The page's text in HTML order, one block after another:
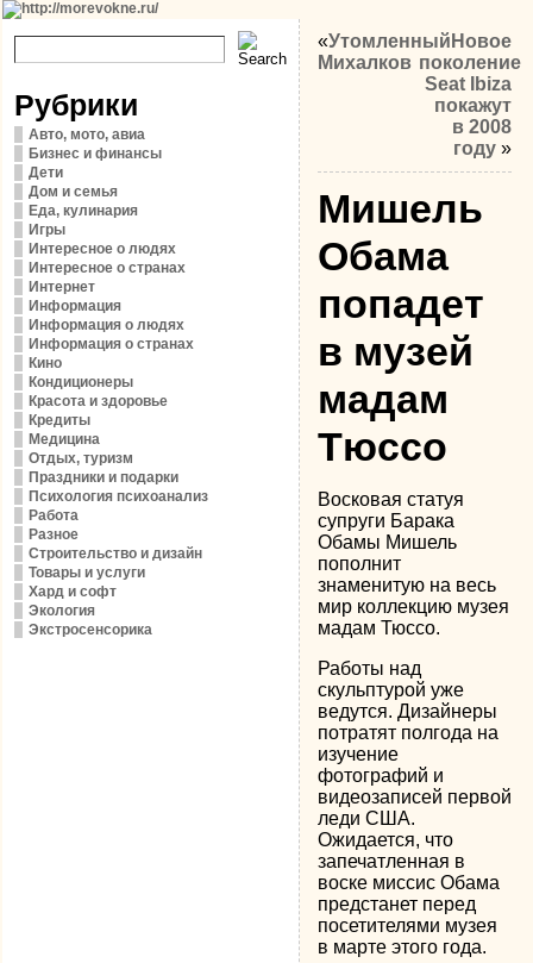
Рубрики
Авто, мото, авиа
Бизнес и финансы
Дети
Дом и семья
Еда, кулинария
Игры
Интересное о людях
Интересное о странах
Интернет
Информация
Информация о людях
Информация о странах
Кино
Кондиционеры
Красота и здоровье
Кредиты
Медицина
Отдых, туризм
Праздники и подарки
Психология психоанализ
Работа
Разное
Строительство и дизайн
Товары и услуги
Хард и софт
Экология
Экстросенсорика
«Утомленный
Михалков
Новое
поколение
Seat Ibiza
покажут
в 2008
году »
Мишель
Обама
попадет
в музей
мадам
Тюссо
Восковая статуя
супруги Барака
Обамы Мишель
пополнит
знаменитую на весь
мир коллекцию музея
мадам Тюссо.
Работы над
скульптурой уже
ведутся. Дизайнеры
потратят полгода на
изучение
фотографий и
видеозаписей первой
леди США.
Ожидается, что
запечатленная в
воске миссис Обама
предстанет перед
посетителями музея
в марте этого года.